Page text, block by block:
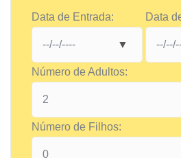
Data de Entrada: Data
Número de Adultos:
Número de Filhos: